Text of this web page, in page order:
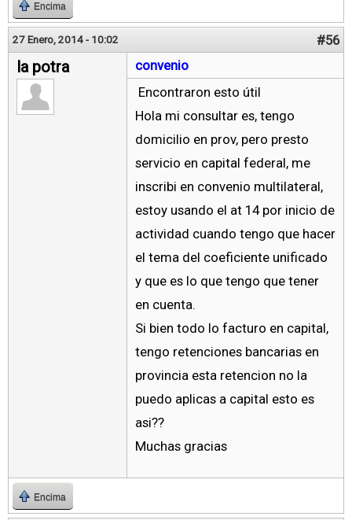
Encima
27 Enero, 2014 - 10:02 #56
la potra
convenio
Encontraron esto útil
Hola mi consultar es, tengo
domicilio en prov, pero presto
servicio en capital federal, me
inscribi en convenio multilateral,
estoy usando el at 14 por inicio de
actividad cuando tengo que hacer
el tema del coeficiente unificado
y que es lo que tengo que tener
en cuenta.
Si bien todo lo facturo en capital,
tengo retenciones bancarias en
provincia esta retencion no la
puedo aplicas a capital esto es
asi??
Muchas gracias
Encima